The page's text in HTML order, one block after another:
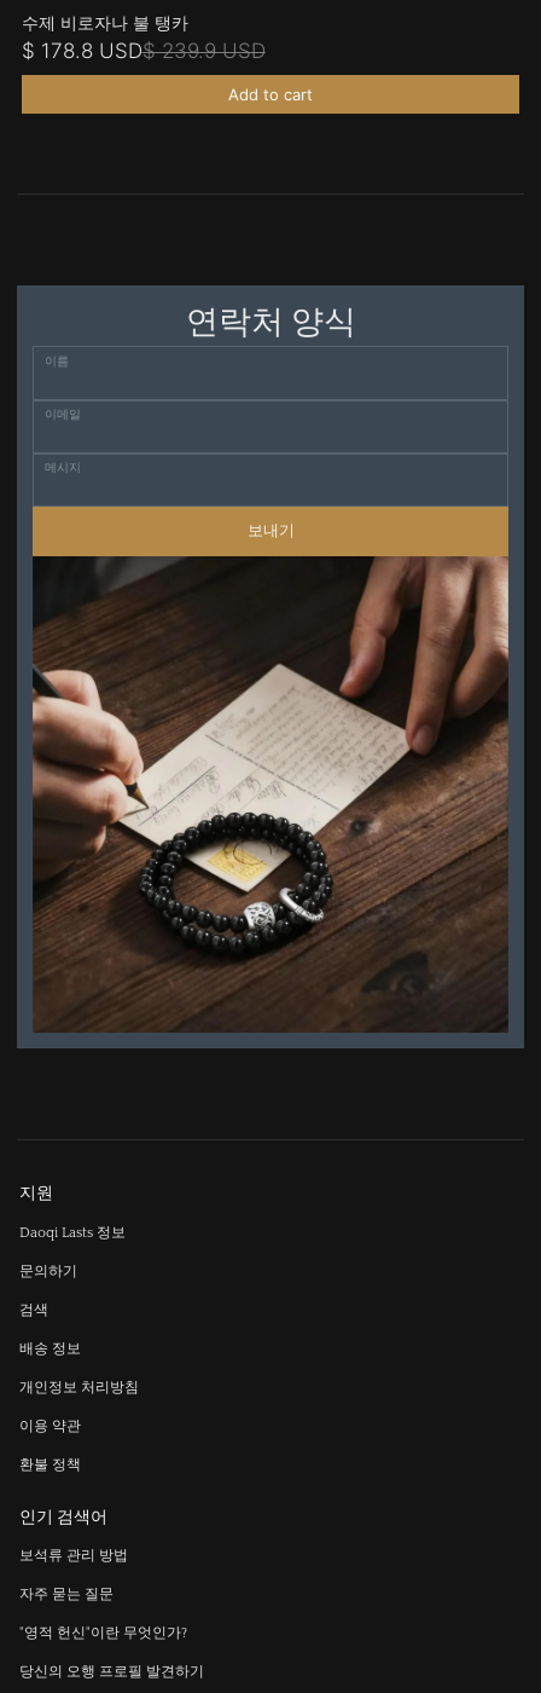
수제 비로자나 불 탱카
$ 178.8 USD$ 239.9 USD
Add to cart
연락처 양식
이름
이메일
메시지
보내기
지원
Daoqi Lasts 정보
문의하기
검색
배송 정보
개인정보 처리방침
이용 약관
환불 정책
인기 검색어
보석류 관리 방법
자주 묻는 질문
"영적 헌신"이란 무엇인가?
당신의 오행 프로필 발견하기